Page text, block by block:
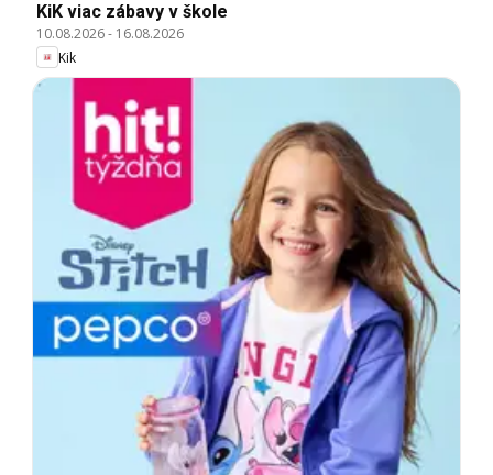
KiK viac zábavy v škole
10.08.2026- 16.08.2026
Kik